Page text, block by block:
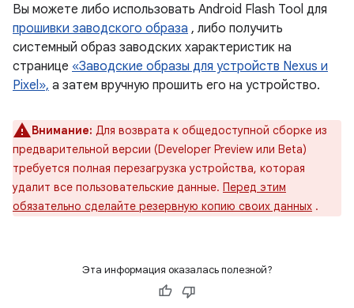
Вы можете либо использовать Android Flash Tool для
прошивки заводского образа , либо получить
системный образ заводских характеристик на
странице «Заводские образы для устройств Nexus и
Pixel», а затем вручную прошить его на устройство.
Внимание: Для возврата к общедоступной сборке из
предварительной версии (Developer Preview или Beta)
требуется полная перезагрузка устройства, которая
удалит все пользовательские данные. Перед этим
обязательно сделайте резервную копию своих данных .
Эта информация оказалась полезной?